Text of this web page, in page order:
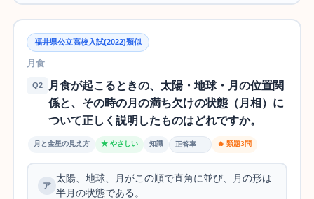
福井県公立高校入試(2022)類似
月食
Q2
月食が起こるときの、太陽・地球・月の位置関
係と、その時の月の満ち欠けの状態（月相）に
ついて正しく説明したものはどれですか。
月と金星の見え方 ★ やさしい 知識 正答率 — 🔥 類題3問
太陽、地球、月がこの順で直角に並び、月の形は
半月の状態である。